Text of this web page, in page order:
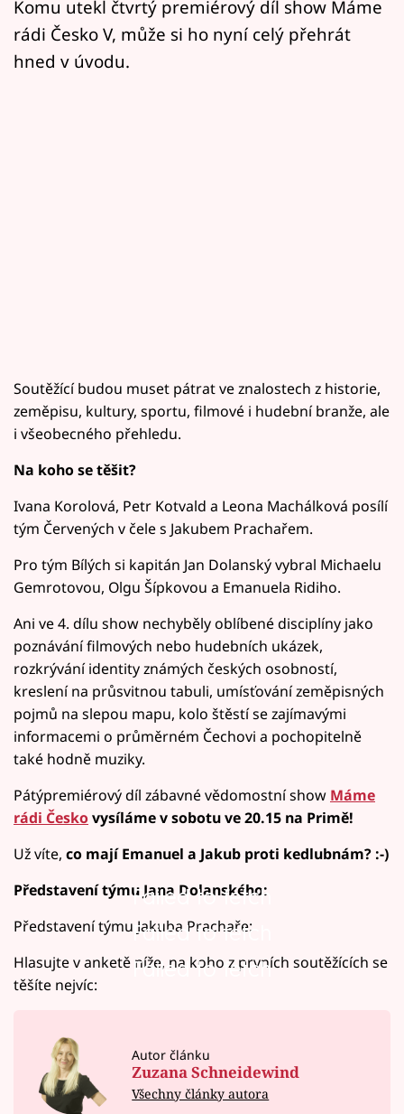
Mámy sobě
Komu utekl čtvrtý premiérový díl show Máme
rádi Česko V, může si ho nyní celý přehrát
hned v úvodu.
Soutěžící budou muset pátrat ve znalostech z historie,
zeměpisu, kultury, sportu, filmové i hudební branže, ale
i všeobecného přehledu.
Na koho se těšit?
Ivana Korolová, Petr Kotvald a Leona Machálková posílí
tým Červených v čele s Jakubem Prachařem.
Pro tým Bílých si kapitán Jan Dolanský vybral Michaelu
Gemrotovou, Olgu Šípkovou a Emanuela Ridiho.
Ani ve 4. dílu show nechyběly oblíbené disciplíny jako
poznávání filmových nebo hudebních ukázek,
rozkrývání identity známých českých osobností,
kreslení na průsvitnou tabuli, umísťování zeměpisných
pojmů na slepou mapu, kolo štěstí se zajímavými
informacemi o průměrném Čechovi a pochopitelně
také hodně muziky.
Pátýpremiérový díl zábavné vědomostní show Máme
rádi Českovysílámev sobotu ve 20.15 na Primě!
Už víte, co mají Emanuel a Jakub proti kedlubnám? :-)
Failed to fetch
Představení týmu Jana Dolanského:
Failed to fetch
Představení týmu Jakuba Prachaře:
Failed to fetch
Hlasujte v anketě níže, na koho z prvních soutěžících se
těšíte nejvíc:
Autor článku
Zuzana Schneidewind
Všechny články autora